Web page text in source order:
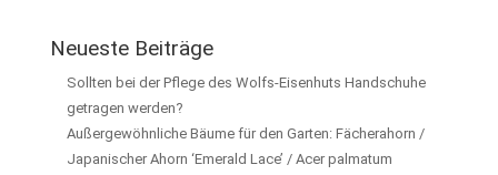
Neueste Beiträge
Sollten bei der Pflege des Wolfs-Eisenhuts Handschuhe
getragen werden?
Außergewöhnliche Bäume für den Garten: Fächerahorn /
Japanischer Ahorn ‘Emerald Lace’ / Acer palmatum